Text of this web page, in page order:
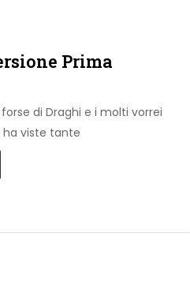
Prima
di Draghi e i molti vorrei
ha viste tante